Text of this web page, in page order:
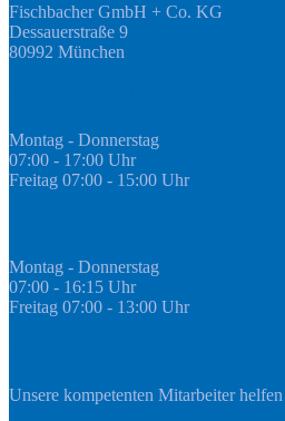
Fischbacher GmbH + Co. KG
Dessauerstraße 9
80992 München
Montag - Donnerstag
07:00 - 17:00 Uhr
Freitag 07:00 - 15:00 Uhr
Montag - Donnerstag
07:00 - 16:15 Uhr
Freitag 07:00 - 13:00 Uhr
Unsere kompetenten Mitarbeiter